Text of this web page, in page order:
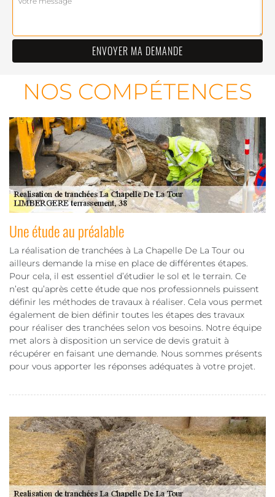
NOS COMPÉTENCES
Une étude au préalable
La réalisation de tranchées à La Chapelle De La Tour ou
ailleurs demande la mise en place de différentes étapes.
Pour cela, il est essentiel d’étudier le sol et le terrain. Ce
n’est qu’après cette étude que nos professionnels puissent
définir les méthodes de travaux à réaliser. Cela vous permet
également de bien définir toutes les étapes des travaux
pour réaliser des tranchées selon vos besoins. Notre équipe
met alors à disposition un service de devis gratuit à
récupérer en faisant une demande. Nous sommes présents
pour vous apporter les réponses adéquates à votre projet.